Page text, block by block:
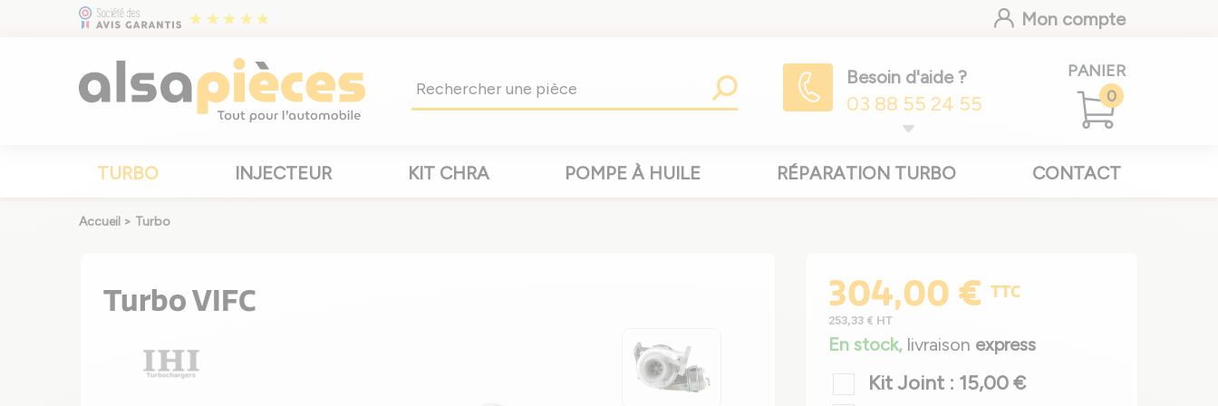
Mon compte
Besoin d'aide ?
03 88 55 24 55
PANIER
0
TURBO INJECTEUR KIT CHRA POMPE À HUILE RÉPARATION TURBO CONTACT
Accueil > Turbo
Turbo VIFC 304,00 € TTC
253,33 € HT
En stock, livraison express
Kit Joint : 15,00 €